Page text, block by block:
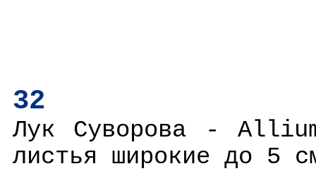
32
Лук Суворова -
листья широкие до 5